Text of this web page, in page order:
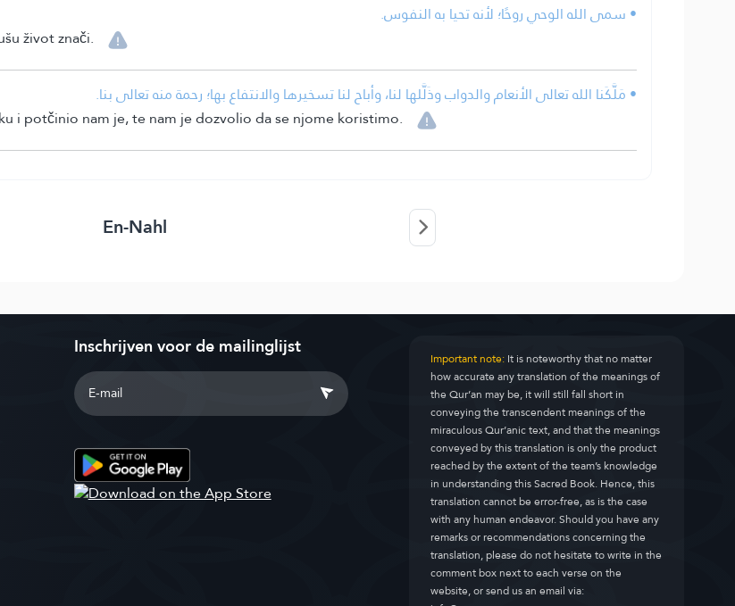
• سمى الله الوحي روحًا؛ لأنه تحيا به النفوس.
život znači.
• مَلَّكَنا الله تعالى الأنعام والدواب وذَلَّلها لنا، وأباح لنا تسخيرها والانتفاع بها؛ رحمة منه تعالى بنا.
i potčinio nam je, te nam je dozvolio da se njome koristimo.
En-Nahl
Inschrijven voor de mailinglijst Important note:It is noteworthy that no matter
how accurate any translation of the meanings of
the Qur’an may be, it will still fall short in
conveying the transcendent meanings of the
miraculous Qur’anic text, and that the meanings
conveyed by this translation is only the product
reached by the extent of the team’s knowledge
in understanding this Sacred Book. Hence, this
translation cannot be error-free, as is the case
with any human endeavor. Should you have any
remarks or recommendations concerning the
translation, please do not hesitate to write in the
comment box next to each verse on the
website, or send us an email via: